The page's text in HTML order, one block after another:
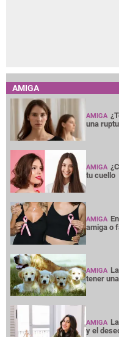
AMIGA
AMIGA
una
AMIGA
tu cuello
AMIGA
amiga o
AMIGA
tener
AMIGA
y el